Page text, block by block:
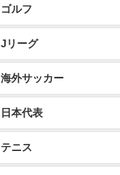
ゴルフ
Jリーグ
海外サッカー
日本代表
テニス